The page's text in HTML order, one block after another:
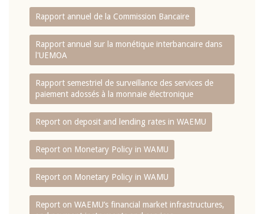
Rapport annuel de la Commission Bancaire
Rapport annuel sur la monétique interbancaire dans
l'UEMOA
Rapport semestriel de surveillance des services de
paiement adossés à la monnaie électronique
Report on deposit and lending rates in WAEMU
Report on Monetary Policy in WAMU
Report on Monetary Policy in WAMU
Report on WAEMU’s financial market infrastructures,